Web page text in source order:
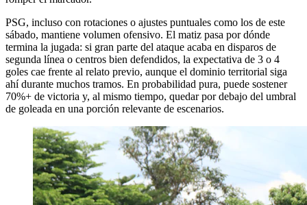
PSG, incluso con rotaciones o ajustes puntuales como los de este
sábado, mantiene volumen ofensivo. El matiz pasa por dónde
termina la jugada: si gran parte del ataque acaba en disparos de
segunda línea o centros bien defendidos, la expectativa de 3 o 4
goles cae frente al relato previo, aunque el dominio territorial siga
ahí durante muchos tramos. En probabilidad pura, puede sostener
70%+ de victoria y, al mismo tiempo, quedar por debajo del umbral
de goleada en una porción relevante de escenarios.